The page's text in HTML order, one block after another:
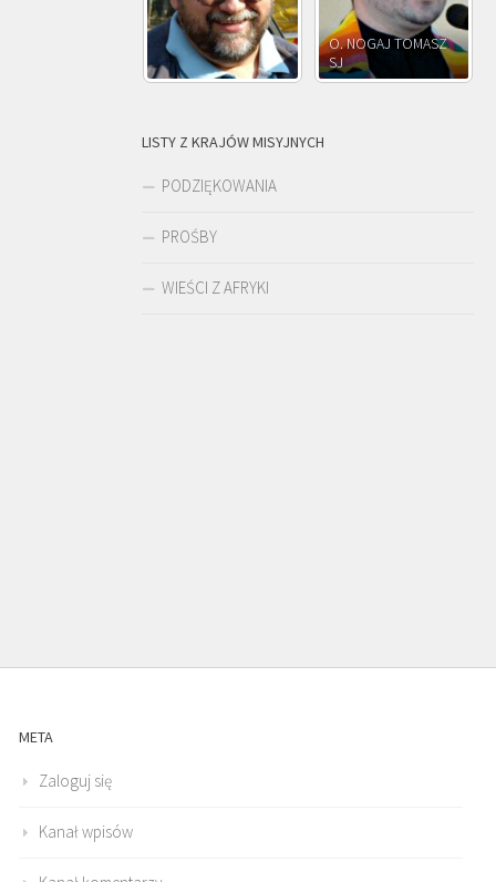
O. JÓZEF OLEKSY SJ
O. JÓZEF
PAWŁOWSKI SJ
LISTY Z KRAJÓW MISYJNYCH
PODZIĘKOWANIA
PROŚBY
WIEŚCI Z AFRYKI
META
Zaloguj się
Kanał wpisów